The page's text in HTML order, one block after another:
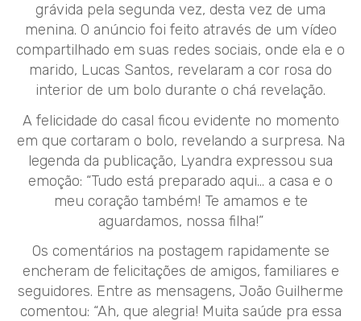
grávida pela segunda vez, desta vez de uma
menina. O anúncio foi feito através de um vídeo
compartilhado em suas redes sociais, onde ela e o
marido, Lucas Santos, revelaram a cor rosa do
interior de um bolo durante o chá revelação.
A felicidade do casal ficou evidente no momento
em que cortaram o bolo, revelando a surpresa. Na
legenda da publicação, Lyandra expressou sua
emoção: “Tudo está preparado aqui… a casa e o
meu coração também! Te amamos e te
aguardamos, nossa filha!”
Os comentários na postagem rapidamente se
encheram de felicitações de amigos, familiares e
seguidores. Entre as mensagens, João Guilherme
comentou: “Ah, que alegria! Muita saúde pra essa